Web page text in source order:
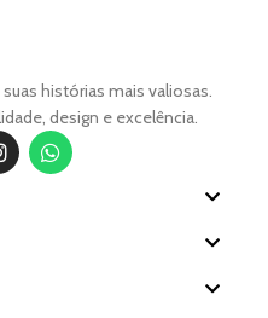
histórias mais valiosas.
design e excelência.